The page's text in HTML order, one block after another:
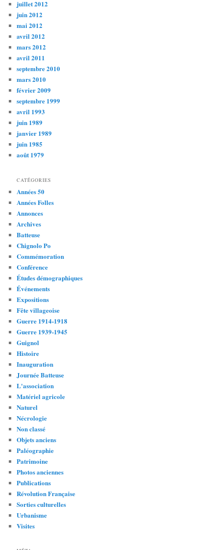
juillet 2012
juin 2012
mai 2012
avril 2012
mars 2012
avril 2011
septembre 2010
mars 2010
février 2009
septembre 1999
avril 1993
juin 1989
janvier 1989
juin 1985
août 1979
CATÉGORIES
Années 50
Années Folles
Annonces
Archives
Batteuse
Chignolo Po
Commémoration
Conférence
Études démographiques
Événements
Expositions
Fête villageoise
Guerre 1914-1918
Guerre 1939-1945
Guignol
Histoire
Inauguration
Journée Batteuse
L'association
Matériel agricole
Naturel
Nécrologie
Non classé
Objets anciens
Paléographie
Patrimoine
Photos anciennes
Publications
Révolution Française
Sorties culturelles
Urbanisme
Visites